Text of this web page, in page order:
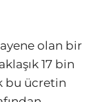
olan bir
17 bin
bu ücretin